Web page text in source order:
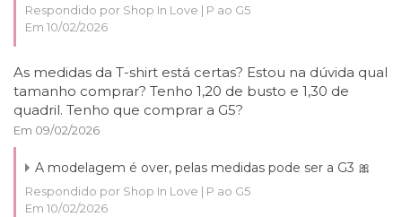
Respondido por Shop In Love | P ao G5
Em 10/02/2026
As medidas da T-shirt está certas? Estou na dúvida qual
tamanho comprar? Tenho 1,20 de busto e 1,30 de
quadril. Tenho que comprar a G5?
Em 09/02/2026
A modelagem é over, pelas medidas pode ser a G3 🎀
Respondido por Shop In Love | P ao G5
Em 10/02/2026